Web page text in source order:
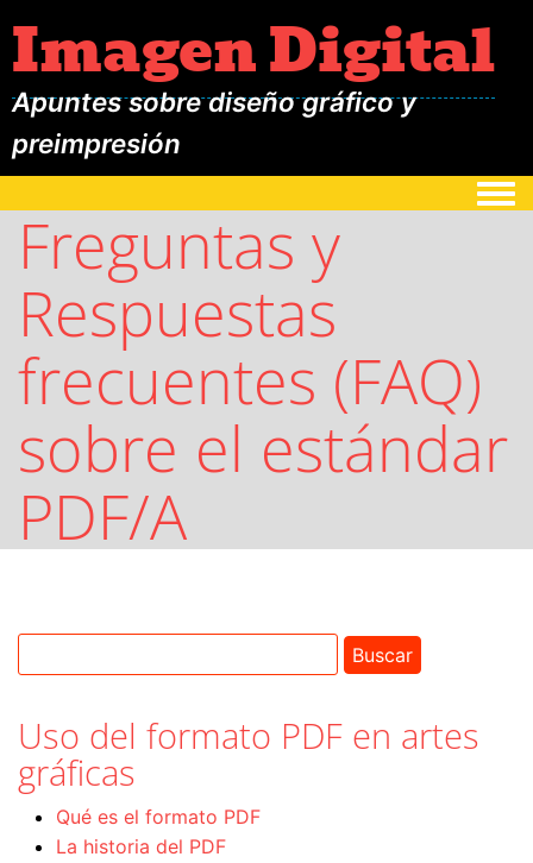
Imagen Digital
Apuntes sobre diseño gráfico y
preimpresión
Freguntas y
Respuestas
frecuentes (FAQ)
sobre el estándar
PDF/A
Uso del formato PDF en artes
gráficas
Qué es el formato PDF
La historia del PDF